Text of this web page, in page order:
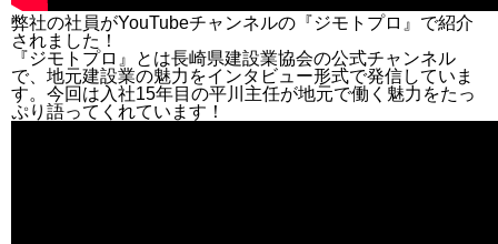
弊社の社員がYouTubeチャンネルの『ジモトプロ』で紹介
されました！
『ジモトプロ』とは長崎県建設業協会の公式チャンネル
で、地元建設業の魅力をインタビュー形式で発信していま
す。今回は入社15年目の平川主任が地元で働く魅力をたっ
ぷり語ってくれています！